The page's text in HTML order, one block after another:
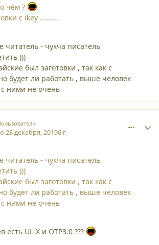
чём ?
с ikey .........
читатель - чукча писатель
)))
был заготовки , так как с
будет ли работать , выше человек
с ними не очень
28 декабря, 20196 г.
читатель - чукча писатель
)))
был заготовки , так как с
будет ли работать , выше человек
с ними не очень
есть UL-X и OTP3.0 ???